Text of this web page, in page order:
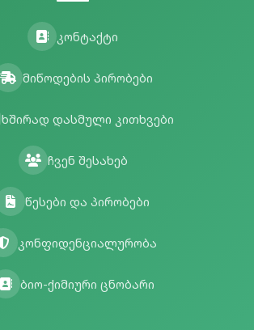
კონტაქტი
მიწოდების პირობები
ხშირად დასმული კითხვები
ჩვენ შესახებ
წესები და პირობები
კონფიდენციალურობა
ბიო-ქიმიური ცნობარი